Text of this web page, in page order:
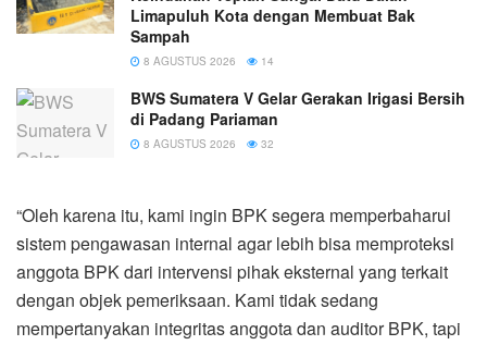
Limapuluh Kota dengan Membuat Bak
Sampah
8 AGUSTUS 2026 14
BWS Sumatera V Gelar Gerakan Irigasi Bersih
di Padang Pariaman
8 AGUSTUS 2026 32
“Oleh karena itu, kami ingin BPK segera memperbaharui
sistem pengawasan internal agar lebih bisa memproteksi
anggota BPK dari intervensi pihak eksternal yang terkait
dengan objek pemeriksaan. Kami tidak sedang
mempertanyakan integritas anggota dan auditor BPK, tapi